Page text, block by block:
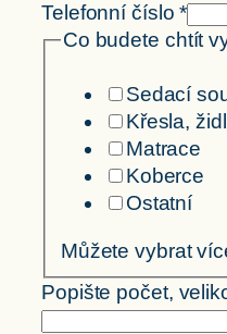
Telefonní číslo*
Co budete chtít
Sedací
Křesla,
Matrace
Koberce
Ostatní
Můžete vybrat
budete
Popište počet,